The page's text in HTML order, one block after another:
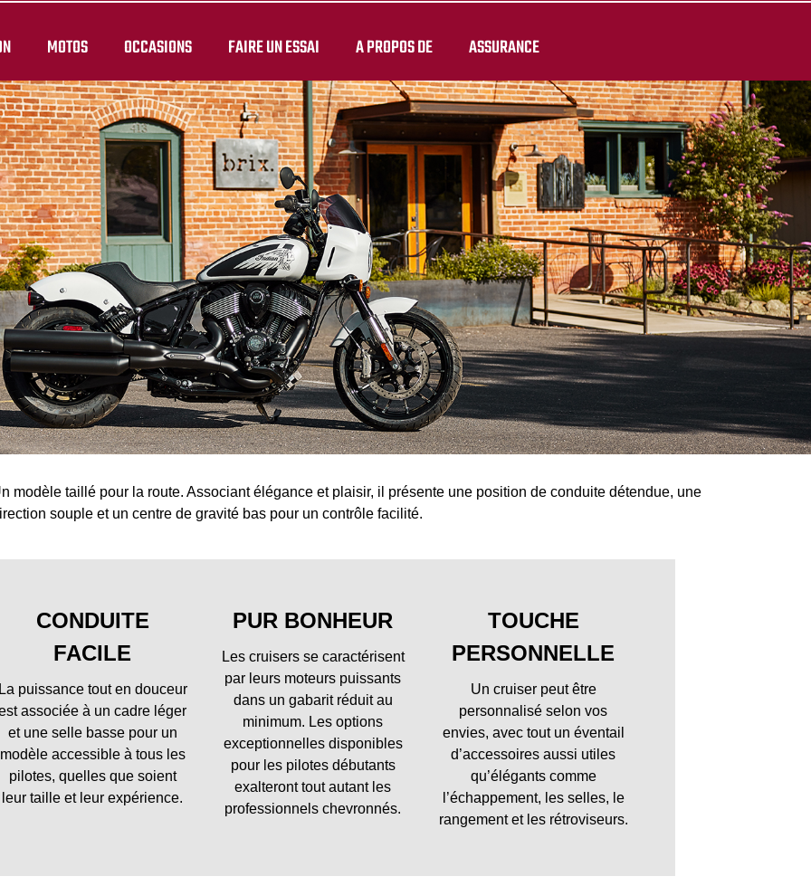
MOTOS OCCASIONS FAIRE UN ESSAI A PROPOS DE ASSURANCE
modèle taillé pour la route. Associant élégance et plaisir, il présente une position de conduite détendue, une
souple et un centre de gravité bas pour un contrôle facilité.
CONDUITE
FACILE
puissance tout en douceur
associée à un cadre léger
et une selle basse pour un
modèle accessible à tous les
pilotes, quelles que soient
leur taille et leur expérience.
PUR BONHEUR
Les cruisers se caractérisent
par leurs moteurs puissants
dans un gabarit réduit au
minimum. Les options
exceptionnelles disponibles
pour les pilotes débutants
exalteront tout autant les
professionnels chevronnés.
TOUCHE
PERSONNELLE
Un cruiser peut être
personnalisé selon vos
envies, avec tout un éventail
d’accessoires aussi utiles
qu’élégants comme
l’échappement, les selles, le
rangement et les rétroviseurs.